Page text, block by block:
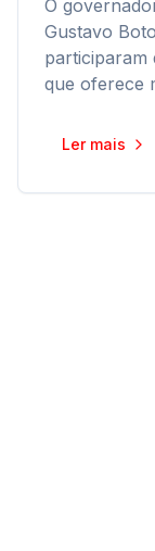
O
Gustavo
participaram
que oferece
Ler mais